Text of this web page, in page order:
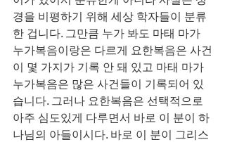
경을 비평하기 위해 세상 학자들이 분류
한 겁니다. 그만큼 누가 봐도 마태 마가
누가복음이랑은 다르게 요한복음은 사건
이 몇 가지가 기록 안 돼 있고 마태 마가
누가복음은 많은 사건들이 기록되어 있
습니다. 그러나 요한복음은 선택적으로
아주 심도있게 다루면서 바로 이 분이 하
나님의 아들이시다. 바로 이 분이 그리스